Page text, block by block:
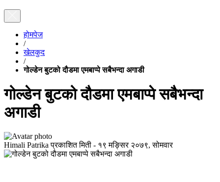
होमपेज
/
खेलकुद
/
गोल्डेन बुटको दौडमा एमबाप्पे सबैभन्दा अगाडी
गोल्डेन बुटको दौडमा एमबाप्पे सबैभन्दा
अगाडी
Himali Patrika प्रकाशित मिती - १९ मङ्सिर २०७९, सोमवार